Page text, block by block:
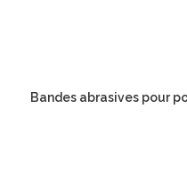
Bandes abrasives pour